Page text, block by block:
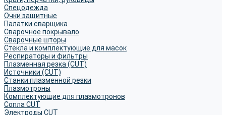
Спецодежда
Очки защитные
Палатки сварщика
Сварочное покрывало
Сварочные шторы
Стекла и комплектующие для масок
Респираторы и фильтры
Плазменная резка (CUT)
Источники (CUT)
Станки плазменной резки
Плазмотроны
Комплектующие для плазмотронов
Сопла CUT
Электроды CUT